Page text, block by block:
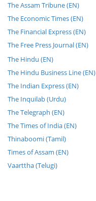
The Assam Tribune (EN)
The Economic Times (EN)
The Financial Express (EN)
The Free Press Journal (EN)
The Hindu (EN)
The Hindu Business Line (EN)
The Indian Express (EN)
The Inquilab (Urdu)
The Telegraph (EN)
The Times of India (EN)
Thinaboomi (Tamil)
Times of Assam (EN)
Vaarttha (Telugi)